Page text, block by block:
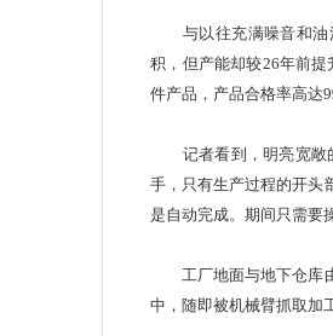
与以往充满噪音和油污
积，但产能却较26年前
件产品，产品合格率高
记者看到，明亮宽敞的
手，只有生产过程的开头
是自动完成。期间只需
工厂地面与地下仓库由
中，随即被机械臂抓取